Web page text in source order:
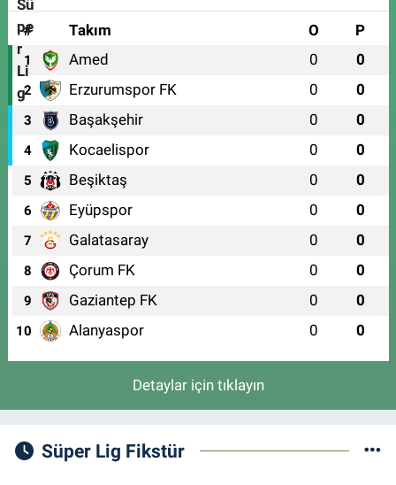
# Takım O P
1 Amed 0 0
2 Erzurumspor FK 0 0
3 Başakşehir 0 0
4 Kocaelispor 0 0
5 Beşiktaş 0 0
6 Eyüpspor 0 0
7 Galatasaray 0 0
8 Çorum FK 0 0
9 Gaziantep FK 0 0
10 Alanyaspor 0 0
Detaylar için tıklayın
Süper Lig Fikstür